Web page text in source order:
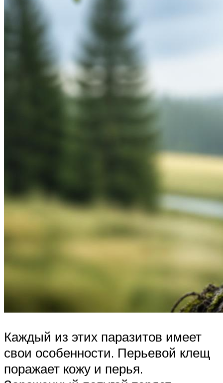
Каждый из этих паразитов имеет
свои особенности. Перьевой клещ
поражает кожу и перья.